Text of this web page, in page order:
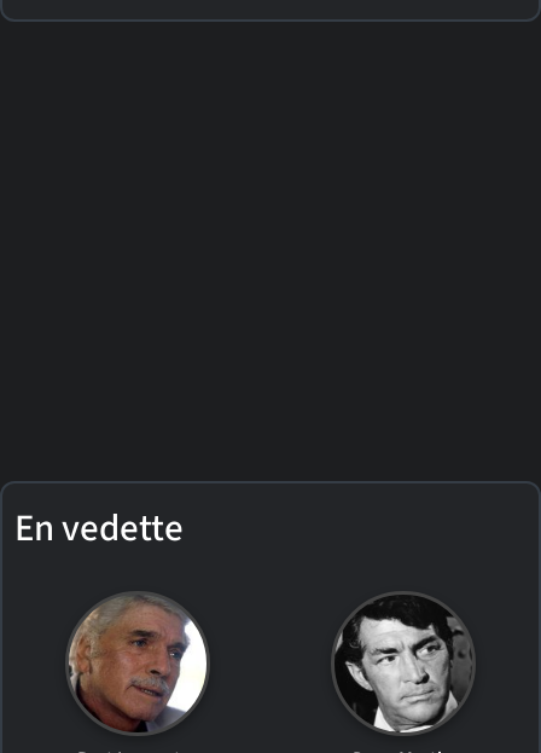
En vedette